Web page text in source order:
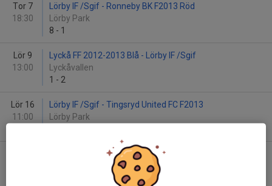
Tor 7
18:30
Lörby IF /Sgif - Ronneby BK F2013 Röd
Lörby Park
8 - 1
Lör 9
13:00
Lyckå FF 2012-2013 Blå - Lörby IF /Sgif
Lyckåvallen
1 - 2
Lör 16
11:00
Lörby IF /Sgif - Tingsryd United FC F2013
Lörby Park
IFK Karlshamn F 13-14 år - Lörby IF /Sgif